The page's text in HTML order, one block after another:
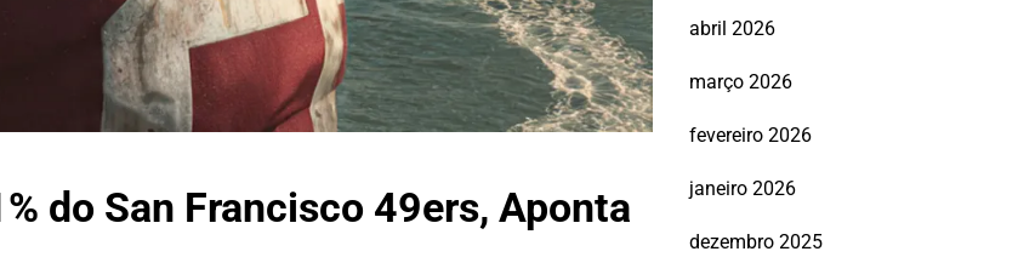
do San Francisco 49ers, Aponta
abril 2026
março 2026
fevereiro 2026
janeiro 2026
dezembro 2025